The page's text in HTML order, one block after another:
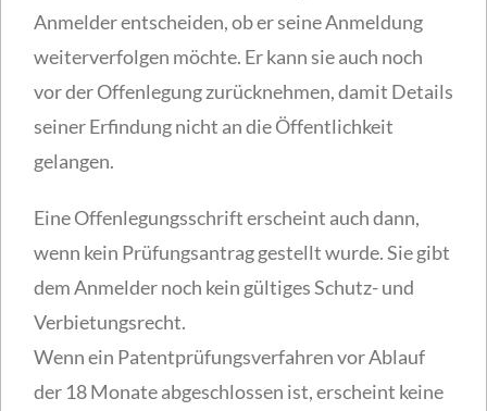
Anmelder entscheiden, ob er seine Anmeldung
weiterverfolgen möchte. Er kann sie auch noch
vor der Offenlegung zurücknehmen, damit Details
seiner Erfindung nicht an die Öffentlichkeit
gelangen.
Eine Offenlegungsschrift erscheint auch dann,
wenn kein Prüfungsantrag gestellt wurde. Sie gibt
dem Anmelder noch kein gültiges Schutz- und
Verbietungsrecht.
Wenn ein Patentprüfungsverfahren vor Ablauf
der 18 Monate abgeschlossen ist, erscheint keine